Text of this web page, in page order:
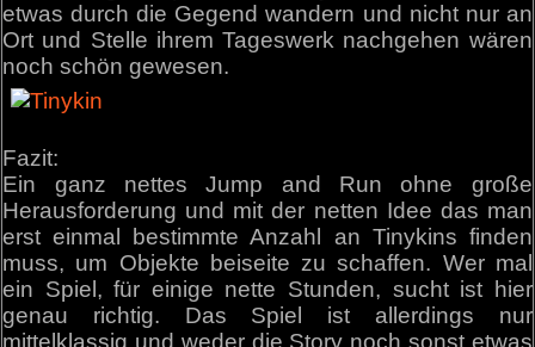
etwas durch die Gegend wandern und nicht nur an
Ort und Stelle ihrem Tageswerk nachgehen wären
noch schön gewesen.
Fazit:
Ein ganz nettes Jump and Run ohne große
Herausforderung und mit der netten Idee das man
erst einmal bestimmte Anzahl an Tinykins finden
muss, um Objekte beiseite zu schaffen. Wer mal
ein Spiel, für einige nette Stunden, sucht ist hier
genau richtig. Das Spiel ist allerdings nur